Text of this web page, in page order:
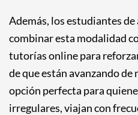
Además, los estudiantes
combinar esta modalidad
tutorías online para
de que están avanzando de
opción perfecta para
irregulares, viajan con